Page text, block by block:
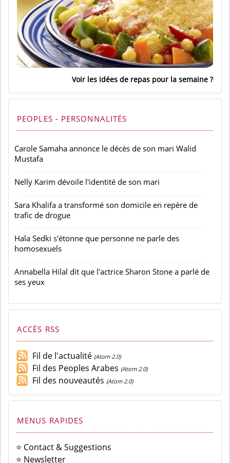
Voir les idées de repas pour la semaine
PEOPLES - PERSONNALITÉS
Carole Samaha annonce le décès de son mari Walid
Mustafa
Nelly Karim dévoile l'identité de son mari
Sara Khalifa a transformé son domicile en repère de
trafic de drogue
Hala Sedki s'étonne que personne ne parle des
homosexuels
Annabella Hilal dit que l'actrice Sharon Stone a parlé de
ses yeux
ACCÈS RSS
Fil de l'actualité (Atom 2.0)
Fil des Peoples Arabes (Atom 2.0)
Fil des nouveautés (Atom 2.0)
MENUS RAPIDES
⭐ Contact & Suggestions
⭐ Newsletter